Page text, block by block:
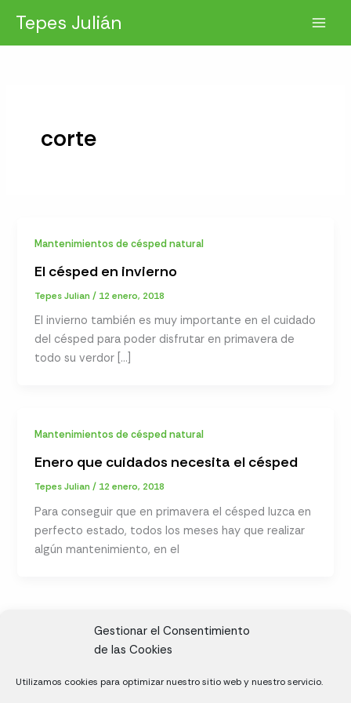
Gestionar el Consentimiento
de las Cookies
Utilizamos cookies para optimizar nuestro sitio web y nuestro servicio.
contenido
Tepes Julián
corte
Mantenimientos de césped natural
El césped en invierno
Tepes Julian/ 12 enero, 2018
El invierno también es muy importante en el cuidado
del césped para poder disfrutar en primavera de
todo su verdor […]
Mantenimientos de césped natural
Enero que cuidados necesita el césped
Tepes Julian/ 12 enero, 2018
Para conseguir que en primavera el césped luzca en
perfecto estado, todos los meses hay que realizar
algún mantenimiento, en el
Cáceres